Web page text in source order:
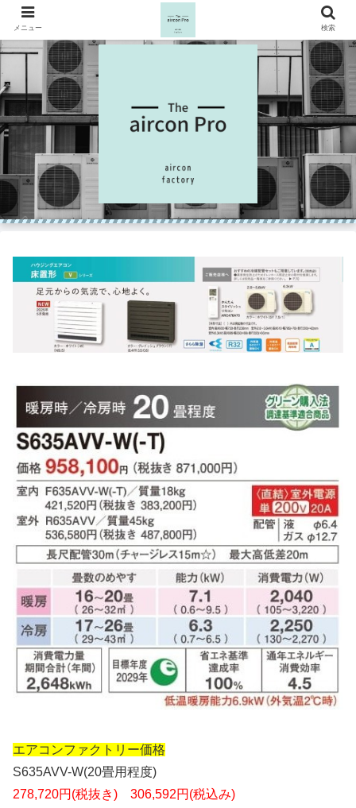
エアコンファクトリー価格
S635AVV-W(20畳用程度)
278,720円(税抜き) 306,592円(税込み)
メニュー 検索